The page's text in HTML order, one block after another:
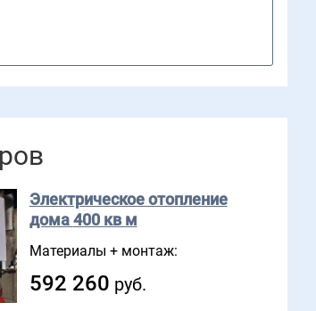
Электрическое отопление
дома400 кв м
Материалы + монтаж:
592 260 руб.